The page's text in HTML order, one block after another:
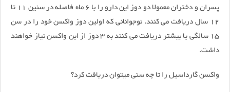
پسران و دختران معمولا دو دوز این دارو را با 6 ماه فاصله در سنین 11 تا
12 سال دریافت می کنند. نوجوانانی که اولین دوز واکسن خود را در سن
15 سالگی یا بیشتر دریافت می کنند به 3 دوز از این واکسن نیاز خواهند
داشت.
واکسن گارداسیل را تا چه سنی میتوان دریافت کرد؟